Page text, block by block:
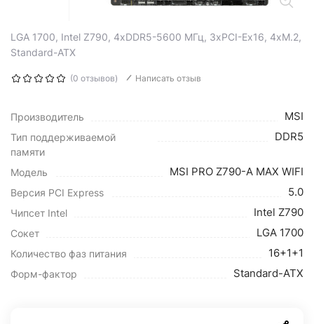
LGA 1700, Intel Z790, 4xDDR5-5600 МГц, 3xPCI-Ex16, 4xM.2,
Standard-ATX
(0 отзывов) Написать отзыв
Производитель MSI
Тип поддерживаемой
памяти
DDR5
Модель MSI PRO Z790-A MAX WIFI
Версия PCI Express 5.0
Чипсет Intel Intel Z790
Сокет LGA 1700
Количество фаз питания 16+1+1
Форм-фактор Standard-ATX